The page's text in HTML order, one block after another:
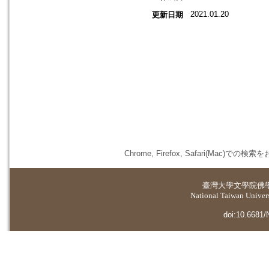
更新日期 2021.01.20
Chrome, Firefox, Safari(Mac)での検索を
臺灣大學文學院佛
National Taiwan
doi:10.6681/